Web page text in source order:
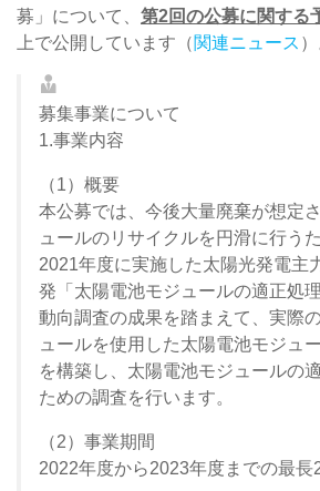
募」について、 第2回の公募に関する
上で公開しています（関連ニュース ）
募集事業について
1.事業内容
（1）概要
本公募では、今後大量廃棄が想定
ュールのリサイクルを円滑に行う
2021年度に実施した太陽光発電主
発「太陽電池モジュールの適正処
動向調査の成果を踏まえて、実際
ュールを使用した太陽電池モジュ
を構築し、太陽電池モジュールの
ための調査を行います。
（2）事業期間
2022年度から2023年度までの最長